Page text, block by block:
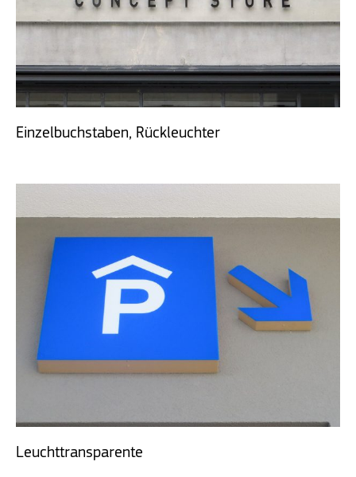
Einzelbuchstaben, Rückleuchter
Leuchttransparente